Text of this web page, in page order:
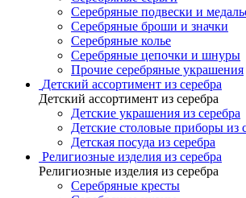
Серебряные подвески и
Серебряные броши и значки
Серебряные колье
Серебряные цепочки и шнуры
Прочие серебряные украшения
Детский ассортимент из серебра
Детский ассортимент из серебра
Детские украшения из серебра
Детские столовые приборы из
Детская посуда из серебра
Религиозные изделия из серебра
Религиозные изделия из серебра
Серебряные кресты